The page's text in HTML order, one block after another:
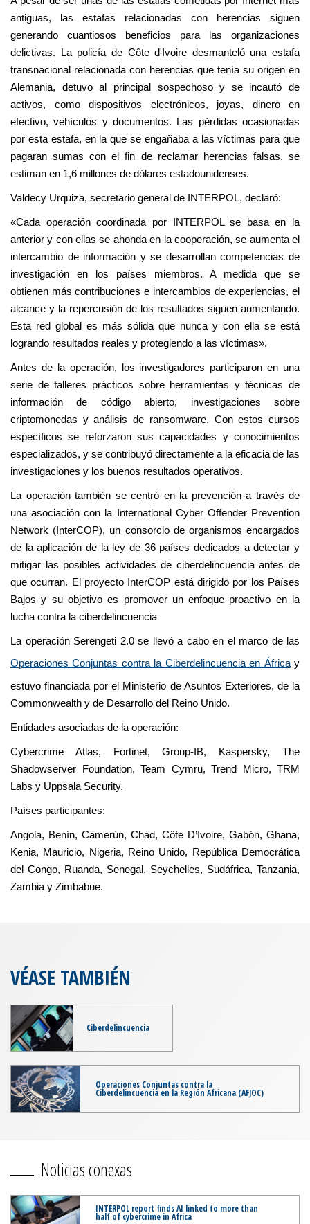
antiguas, las estafas relacionadas con herencias siguen
generando cuantiosos beneficios para las organizaciones
delictivas. La policía de Côte d'Ivoire desmanteló una estafa
transnacional relacionada con herencias que tenía su origen en
Alemania, detuvo al principal sospechoso y se incautó de
activos, como dispositivos electrónicos, joyas, dinero en
efectivo, vehículos y documentos. Las pérdidas ocasionadas
por esta estafa, en la que se engañaba a las víctimas para que
pagaran sumas con el fin de reclamar herencias falsas, se
estiman en 1,6 millones de dólares estadounidenses.
Valdecy Urquiza, secretario general de INTERPOL, declaró:
«Cada operación coordinada por INTERPOL se basa en la
anterior y con ellas se ahonda en la cooperación, se aumenta el
intercambio de información y se desarrollan competencias de
investigación en los países miembros. A medida que se
obtienen más contribuciones e intercambios de experiencias, el
alcance y la repercusión de los resultados siguen aumentando.
Esta red global es más sólida que nunca y con ella se está
logrando resultados reales y protegiendo a las víctimas».
Antes de la operación, los investigadores participaron en una
serie de talleres prácticos sobre herramientas y técnicas de
información de código abierto, investigaciones sobre
criptomonedas y análisis de ransomware. Con estos cursos
específicos se reforzaron sus capacidades y conocimientos
especializados, y se contribuyó directamente a la eficacia de las
investigaciones y los buenos resultados operativos.
La operación también se centró en la prevención a través de
una asociación con la International Cyber Offender Prevention
Network (InterCOP), un consorcio de organismos encargados
de la aplicación de la ley de 36 países dedicados a detectar y
mitigar las posibles actividades de ciberdelincuencia antes de
que ocurran. El proyecto InterCOP está dirigido por los Países
Bajos y su objetivo es promover un enfoque proactivo en la
lucha contra la ciberdelincuencia
La operación Serengeti 2.0 se llevó a cabo en el marco de las
Operaciones Conjuntas contra la Ciberdelincuencia en Áfricay
estuvo financiada por el Ministerio de Asuntos Exteriores, de la
Commonwealth y de Desarrollo del Reino Unido.
Entidades asociadas de la operación:
Cybercrime Atlas, Fortinet, Group-IB, Kaspersky, The
Shadowserver Foundation, Team Cymru, Trend Micro, TRM
Labs y Uppsala Security.
Países participantes:
Angola, Benín, Camerún, Chad, Côte D’Ivoire, Gabón, Ghana,
Kenia, Mauricio, Nigeria, Reino Unido, República Democrática
del Congo, Ruanda, Senegal, Seychelles, Sudáfrica, Tanzania,
Zambia y Zimbabue.
VÉASE TAMBIÉN
Ciberdelincuencia
Operaciones Conjuntas contra la
Ciberdelincuencia en la Región Africana (AFJOC)
Noticias conexas
INTERPOL report finds AI linked to more than
half of cybercrime in Africa